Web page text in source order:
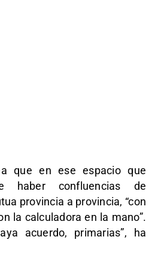
que en ese espacio que
haber confluencias de
provincia a provincia, “con
la calculadora en la mano”.
acuerdo, primarias”, ha